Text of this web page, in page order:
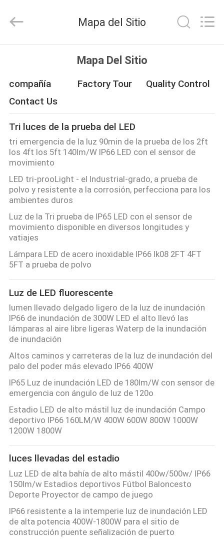
PRODUCTOS
VÍDEOS
SOBRE
NOSOTROS
VIAJE
DE
LA
FÁBRICA
CONTROL
DE
CALIDAD
ÉNTRENOS
EN
CONTACTO
CON
PIDA
UNA
CITA
MAPA
DEL
SITIO
Ming
Feng
All
Mapa del Sitio
Mapa Del Sitio
compañía Factory Tour
Quality Control
Contact Us
Tri luces de la prueba del LED
tri emergencia de la luz 90min de la prueba de los 2ft
los 4ft los 5ft 140lm/W IP66 LED con el sensor de
movimiento
LED tri-prooLight - el Industrial-grado, a prueba de
polvo y resistente a la corrosión, perfecciona para los
ambientes duros
Luz de la Tri prueba de IP65 LED con el sensor de
movimiento disponible en diversos longitudes y
vatiajes
Lámpara LED de acero inoxidable IP66 Ik08 2FT 4FT
5FT a prueba de polvo
Luz de LED fluorescente
lumen llevado delgado ligero de la luz de inundación
IP66 de inundación de 300W LED el alto llevó las
lámparas al aire libre ligeras Waterp de la inundación
de inundación
Altos caminos y carreteras de la luz de inundación del
palo del poder más elevado IP66 400W
IP65 Luz de inundación LED de 180lm/W con sensor de
emergencia con ángulo de luz de 120o
Estadio LED de alto mástil luz de inundación Campo
deportivo IP66 160LM/W 400W 600W 800W 1000W
1200W 1800W
luces llevadas del estadio
Luz LED de alta bahía de alto mástil 400w/500w/ IP66
150lm/w Estadios deportivos Fútbol Baloncesto
Deporte Proyector de campo de juego
IP66 resistente a la intemperie luz de inundación LED
de alta potencia 400W-1800W para el sitio de
construcción puente señalización de puerto